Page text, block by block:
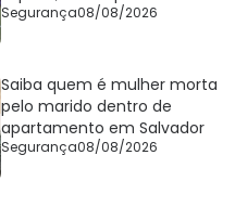
Segurança08/08/2026
Saiba quem é mulher morta
pelo marido dentro de
apartamento em Salvador
Segurança08/08/2026